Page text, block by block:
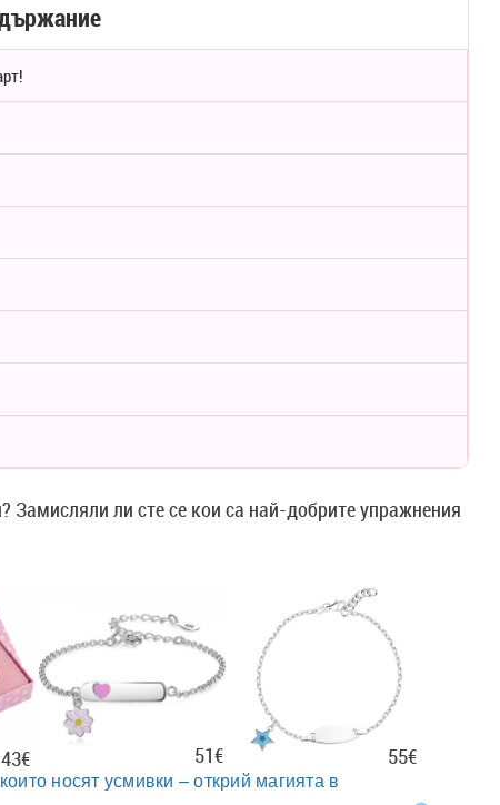
Замисляли ли сте се кои са най-добрите упражнения
43€ 51€ 55€
носят усмивки – открий магията в